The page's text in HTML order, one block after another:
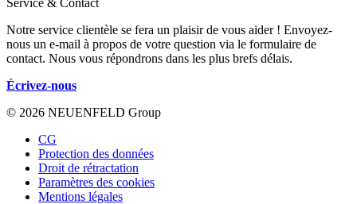
Notre service clientèle se fera un plaisir de vous aider ! Envoyez-
nous un e-mail à propos de votre question via le formulaire de
contact. Nous vous répondrons dans les plus brefs délais.
Écrivez-nous
© 2026 NEUENFELD Group
CG
Protection des données
Droit de rétractation
Paramètres des cookies
Mentions légales